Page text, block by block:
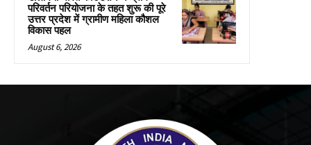
परिवर्तन परियोजना के तहत शुरू की पूरे
उत्तर प्रदेश में ग्रामीण महिला कौशल
विकास पहल
August 6, 2026